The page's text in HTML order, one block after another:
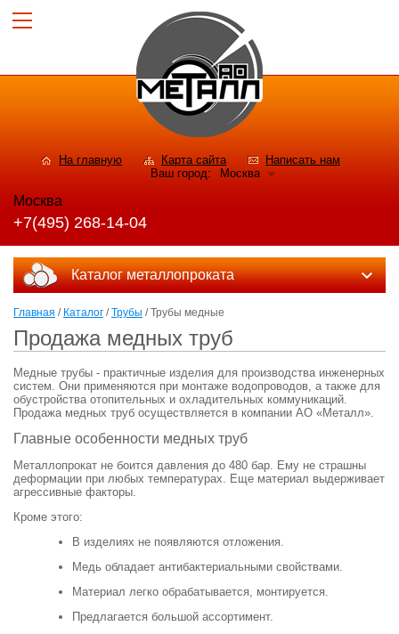
На главную Карта сайта
Написать нам
Ваш город:
Москва
Москва
+7(495) 268-14-04
Каталог металлопроката
Главная / Каталог /Трубы / Трубы медные
Продажа медных труб
Медные трубы - практичные изделия для производства инженерных
систем. Они применяются при монтаже водопроводов, а также для
обустройства отопительных и охладительных коммуникаций.
Продажа медных труб осуществляется в компании АО «Металл».
Главные особенности медных труб
Металлопрокат не боится давления до 480 бар. Ему не страшны
деформации при любых температурах. Еще материал выдерживает
агрессивные факторы.
Кроме этого:
В изделиях не появляются отложения.
Медь обладает антибактериальными свойствами.
Материал легко обрабатывается, монтируется.
Предлагается большой ассортимент.